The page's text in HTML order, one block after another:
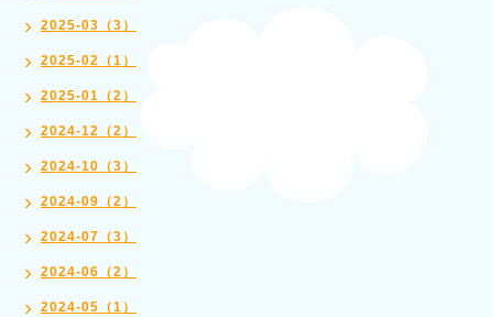
2025-03（3）
2025-02（1）
2025-01（2）
2024-12（2）
2024-10（3）
2024-09（2）
2024-07（3）
2024-06（2）
2024-05（1）